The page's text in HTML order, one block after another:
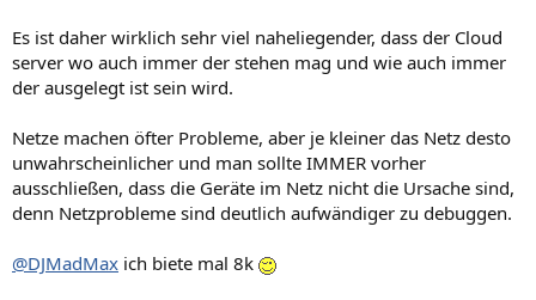
Es ist daher wirklich sehr viel naheliegender, dass der Cloud
server wo auch immer der stehen mag und wie auch immer
der ausgelegt ist sein wird.
Netze machen öfter Probleme, aber je kleiner das Netz desto
unwahrscheinlicher und man sollte IMMER vorher
ausschließen, dass die Geräte im Netz nicht die Ursache sind,
denn Netzprobleme sind deutlich aufwändiger zu debuggen.
@DJMadMax ich biete mal 8k